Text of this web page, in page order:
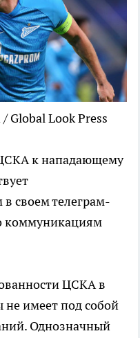
Global Look Press
к нападающему
своем телеграм-
коммуникациям
ЦСКА в
имеет под собой
Однозначный